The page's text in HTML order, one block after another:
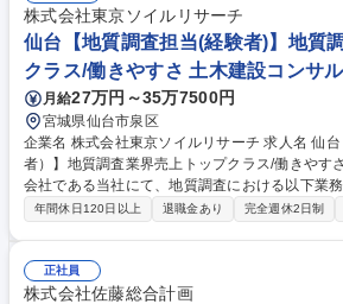
由で入社した社員が、久米設計の設計者の仲間
います。日本有数の大型プロジェクトにあなた
者の声は労働条件備考を確認★ 募集職種 仙台【意匠設計サポート】大規
模案件プロジェクト/在宅勤務有/福利厚生充実◎
株式会社東京ソイルリサーチ
仙台【地質調査担当(経験者)】地質
クラス/働きやすさ 土木建設コンサ
月給27万円～35万7500円
宮城県仙台市泉区
企業名 株式会社東京ソイルリサーチ 求人名 仙台【地質調査担当（経験
者）】地質調査業界売上トップクラス/働きやすさ◎ 仕事の内容 地
会社である当社にて、地質調査における以下業
営業担当は他におりますので、下記全業務を一
リング内容をもとにした調査、計画の立案・顧
ねた現場管理業務(原則として現場作業の就労は
年間休日120日以上 退職金あり 完全週休2日制
正社員
株式会社佐藤総合計画